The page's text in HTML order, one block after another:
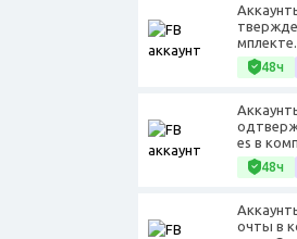
48ч
es в
48ч
очты в